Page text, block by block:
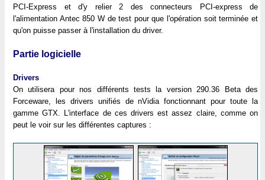
PCI-Express et d'y relier 2 des connecteurs PCI-express de
l'alimentation Antec 850 W de test pour que l'opération soit terminée et
qu'on puisse passer à l'installation du driver.
Partie logicielle
Drivers
On utilisera pour nos différents tests la version 290.36 Beta des
Forceware, les drivers unifiés de nVidia fonctionnant pour toute la
gamme GTX. L'interface de ces drivers est assez claire, comme on
peut le voir sur les différentes captures :